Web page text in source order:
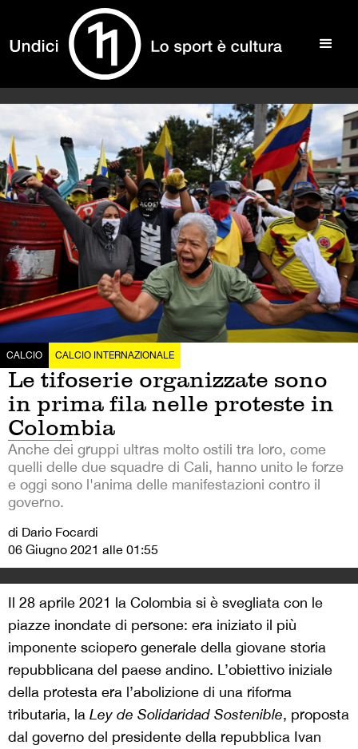
CALCIO CALCIO INTERNAZIONALE
Le tifoserie organizzate sono
in prima fila nelle proteste in
Colombia
Anche dei gruppi ultras molto ostili tra loro, come
quelli delle due squadre di Cali, hanno unito le forze
e oggi sono l'anima delle manifestazioni contro il
governo.
di Dario Focardi
06 Giugno 2021 alle 01:55
Il 28 aprile 2021 la Colombia si è svegliata con le
piazze inondate di persone: era iniziato il più
imponente sciopero generale della giovane storia
repubblicana del paese andino. L’obiettivo iniziale
della protesta era l’abolizione di una riforma
tributaria, la Ley de Solidaridad Sostenible, proposta
dal governo del presidente della repubblica Ivan